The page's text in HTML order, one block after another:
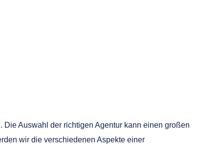
Auswahl der richtigen Agentur kann einen großen
wir die verschiedenen Aspekte einer